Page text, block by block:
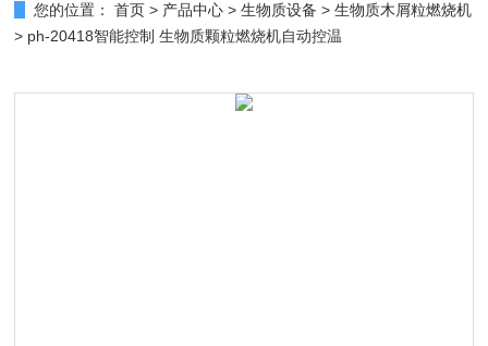
您的位置： 首页 > 产品中心 >生物质设备 >生物质木屑粒燃烧机
> ph-20418智能控制 生物质颗粒燃烧机自动控温